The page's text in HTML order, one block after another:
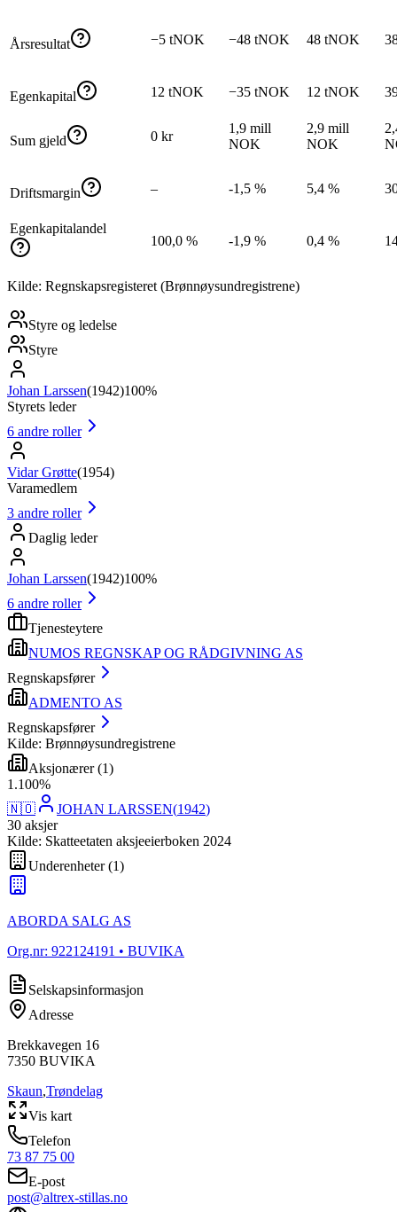
Årsresultat −5 tNOK −48 tNOK 48 tNOK
Egenkapital 12 tNOK −35 tNOK 12 tNOK
Sum gjeld 0 kr
1,9 mill
NOK
2,9 mill
NOK
Driftsmargin – -1,5 % 5,4 %
Egenkapitalandel
100,0 %
-1,9 % 0,4 %
Kilde: Regnskapsregisteret (Brønnøysundregistrene)
Styre og ledelse
Styre
Johan Larssen(1942)100%
Styrets leder
6 andre roller
Vidar Grøtte(1954)
Varamedlem
3 andre roller
Daglig leder
Johan Larssen(1942)100%
6 andre roller
Tjenesteytere
NUMOS REGNSKAP OG RÅDGIVNING AS
Regnskapsfører
ADMENTO AS
Regnskapsfører
Kilde: Brønnøysundregistrene
Aksjonærer(1)
1 .100%
🇳🇴
JOHAN LARSSEN(1942)
30 aksjer
Kilde: Skatteetaten aksjeeierboken 2024
Underenheter(1)
ABORDA SALG AS
Org.nr: 922124191 • BUVIKA
Selskapsinformasjon
Adresse
Brekkavegen 16
7350 BUVIKA
Skaun,Trøndelag
Vis kart
Telefon
73 87 75 00
E-post
post@altrex-stillas.no